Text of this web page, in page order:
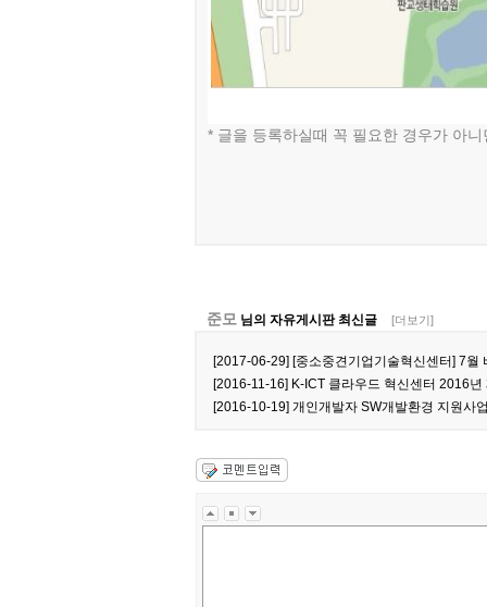
* 글을 등록하실때 꼭 필요한 경우가 아
준모 님의 자유게시판 최신글 [더보기]
[2017-06-29] [중소중견기업기술혁신센터] 7월
[2016-11-16] K-ICT 클라우드 혁신센터 2016
[2016-10-19] 개인개발자 SW개발환경 지원사